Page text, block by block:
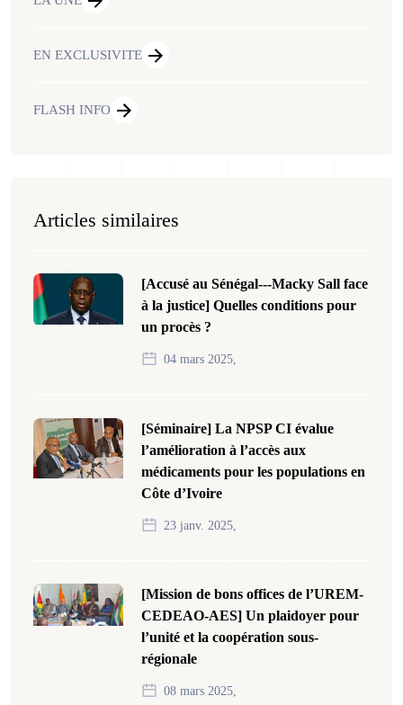
EN EXCLUSIVITE
FLASH INFO
Articles similaires
[Accusé au Sénégal---Macky Sall face
à la justice] Quelles conditions pour
un procès ?
04 mars 2025,
[Séminaire] La NPSP CI évalue
l’amélioration à l’accès aux
médicaments pour les populations en
Côte d’Ivoire
23 janv. 2025,
[Mission de bons offices de l’UREM-
CEDEAO-AES] Un plaidoyer pour
l’unité et la coopération sous-
régionale
08 mars 2025,